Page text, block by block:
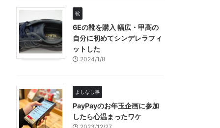
靴
6Eの靴を購入 幅広・甲高の
自分に初めてシンデレラフィ
ットした
2024/1/8
よしなし事
PayPayのお年玉企画に参加
したら心温まったワケ